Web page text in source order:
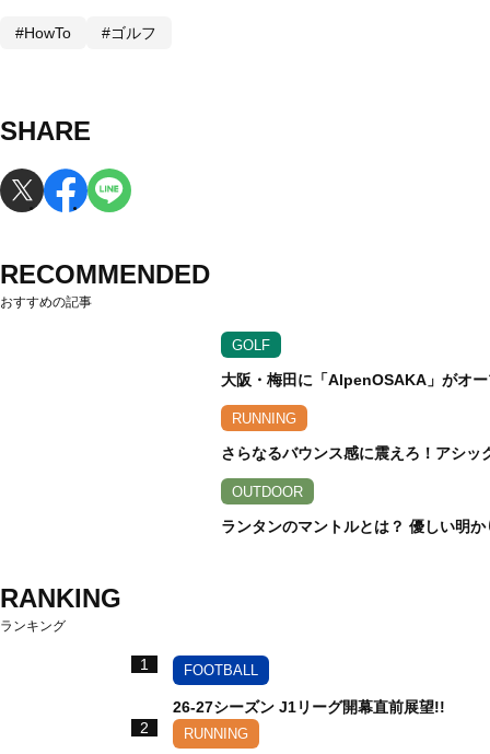
#HowTo #ゴルフ
SHARE
RECOMMENDED
おすすめの記事
GOLF
大阪・梅田に「AlpenOSAKA」がオ
RUNNING
さらなるバウンス感に震えろ！アシ
OUTDOOR
ランタンのマントルとは？ 優しい明
RANKING
ランキング
1 FOOTBALL
26-27シーズン J1リーグ開幕直前展望!!
2
RUNNING